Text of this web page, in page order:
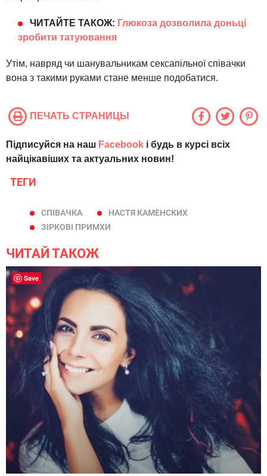
ЧИТАЙТЕ ТАКОЖ: Глюкоза дозволила доньці
зробити татуювання
Утім, навряд чи шанувальникам сексапільної співачки
вона з такими руками стане менше подобатися.
ПЕЧАТЬ СТРАНИЦЫ
Підписуйся на наш Facebook і будь в курсі всіх
найцікавіших та актуальних новин!
ТЕГИ
СПІВАЧКА
НАСТЯ КАМЕНСКИХ
ЗІРКОВІ ПРИМХИ
ЧИТАЙ ТАКОЖ
Save